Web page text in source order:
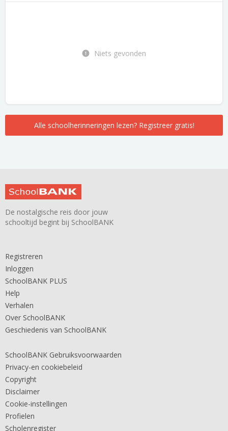
Niets gevonden
Alle schoolherinneringen lezen? Registreer gratis!
De nostalgische reis door jouw
schooltijd begint bij SchoolBANK
Registreren
Inloggen
SchoolBANK PLUS
Help
Verhalen
Over SchoolBANK
Geschiedenis van SchoolBANK
SchoolBANK Gebruiksvoorwaarden
Privacy-en cookiebeleid
Copyright
Disclaimer
Cookie-instellingen
Profielen
Scholenregister